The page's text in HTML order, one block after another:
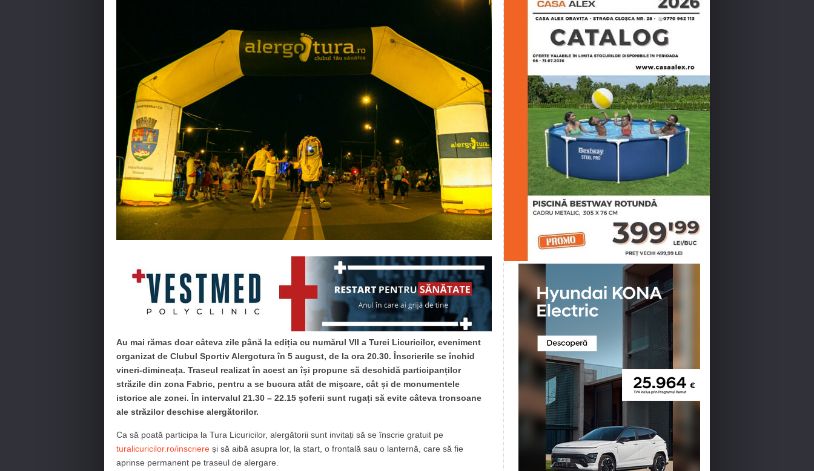
Au mai rămas doar câteva zile până la ediția cu numărul VII a Turei Licuricilor, eveniment
organizat de Clubul Sportiv Alergotura în 5 august, de la ora 20.30. Înscrierile se închid
vineri-dimineața. Traseul realizat în acest an își propune să deschidă participanților
străzile din zona Fabric, pentru a se bucura atât de mișcare, cât și de monumentele
istorice ale zonei. În intervalul 21.30 – 22.15 șoferii sunt rugați să evite câteva tronsoane
ale străzilor deschise alergătorilor.
Ca să poată participa la Tura Licuricilor, alergătorii sunt invitați să se înscrie gratuit pe
turalicuricilor.ro/inscriere și să aibă asupra lor, la start, o frontală sau o lanternă, care să fie
aprinse permanent pe traseul de alergare.